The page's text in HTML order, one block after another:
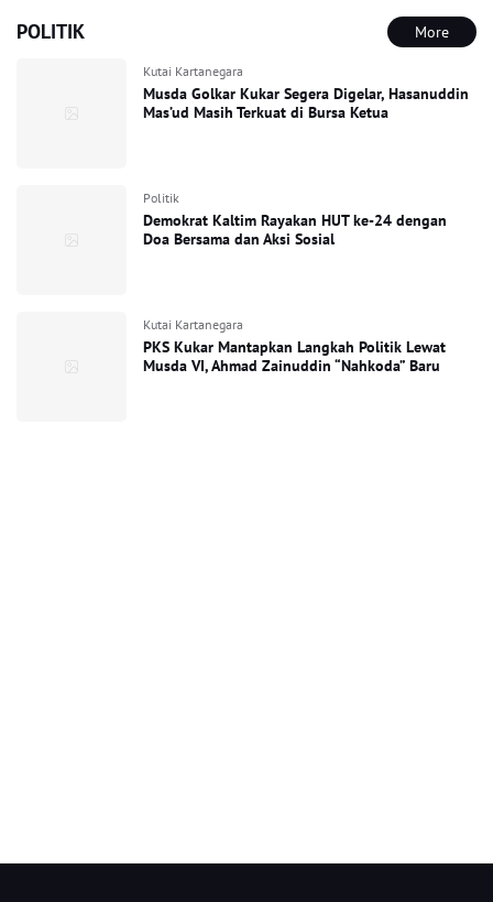
POLITIK More
Kutai Kartanegara
Musda Golkar Kukar Segera Digelar, Hasanuddin
Mas’ud Masih Terkuat di Bursa Ketua
Politik
Demokrat Kaltim Rayakan HUT ke-24 dengan
Doa Bersama dan Aksi Sosial
Kutai Kartanegara
PKS Kukar Mantapkan Langkah Politik Lewat
Musda VI, Ahmad Zainuddin “Nahkoda” Baru